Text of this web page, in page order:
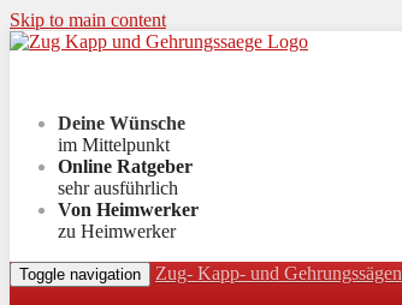
Skip to main content
Deine Wünsche
im Mittelpunkt
Online Ratgeber
sehr ausführlich
Von Heimwerker
zu Heimwerker
Toggle navigation Zug- Kapp- und Gehrungssägen